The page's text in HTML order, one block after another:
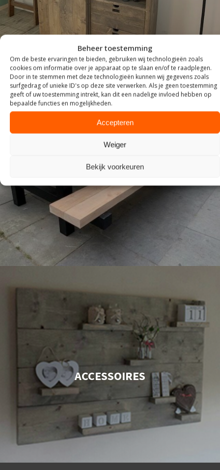
Beheer toestemming
Om de beste ervaringen te bieden, gebruiken wij technologieën zoals
cookies om informatie over je apparaat op te slaan en/of te raadplegen.
Door in te stemmen met deze technologieën kunnen wij gegevens zoals
surfgedrag of unieke ID's op deze site verwerken. Als je geen toestemming
geeft of uw toestemming intrekt, kan dit een nadelige invloed hebben op
bepaalde functies en mogelijkheden.
Accepteren
Weiger
Bekijk voorkeuren
ACCESSOIRES